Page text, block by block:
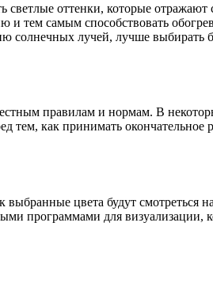
оттенки, которые отражают
и тем самым способствовать
солнечных лучей, лучше выбирать
правилам и нормам. В
тем, как принимать окончательное
выбранные цвета будут
программами для визуализации,